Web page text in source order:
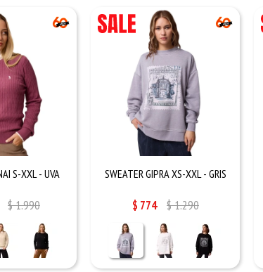
S-XXL - UVA
$1.990
SWEATER GIPRA XS-XXL - GRIS
$ 774 $1.290